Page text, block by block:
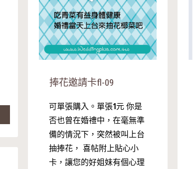
捧花邀請卡fl-09
可單張購入。單張1元 你是
否也曾在婚禮中，在毫無準
備的情況下，突然被叫上台
抽捧花， 喜帖附上貼心小
卡，讓您的好姐妹有個心理